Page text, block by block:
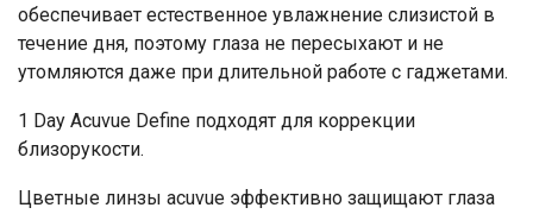
обеспечивает естественное увлажнение слизистой в
течение дня, поэтому глаза не пересыхают и не
утомляются даже при длительной работе с гаджетами.
1 Day Acuvue Define подходят для коррекции
близорукости.
Цветные линзы acuvue эффективно защищают глаза